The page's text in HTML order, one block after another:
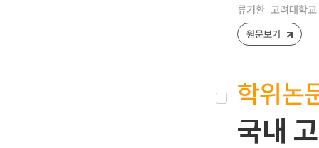
류기환 고려대학
원문보기
학위논
국내